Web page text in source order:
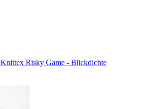
Knittex Risky Game - Blickdichte